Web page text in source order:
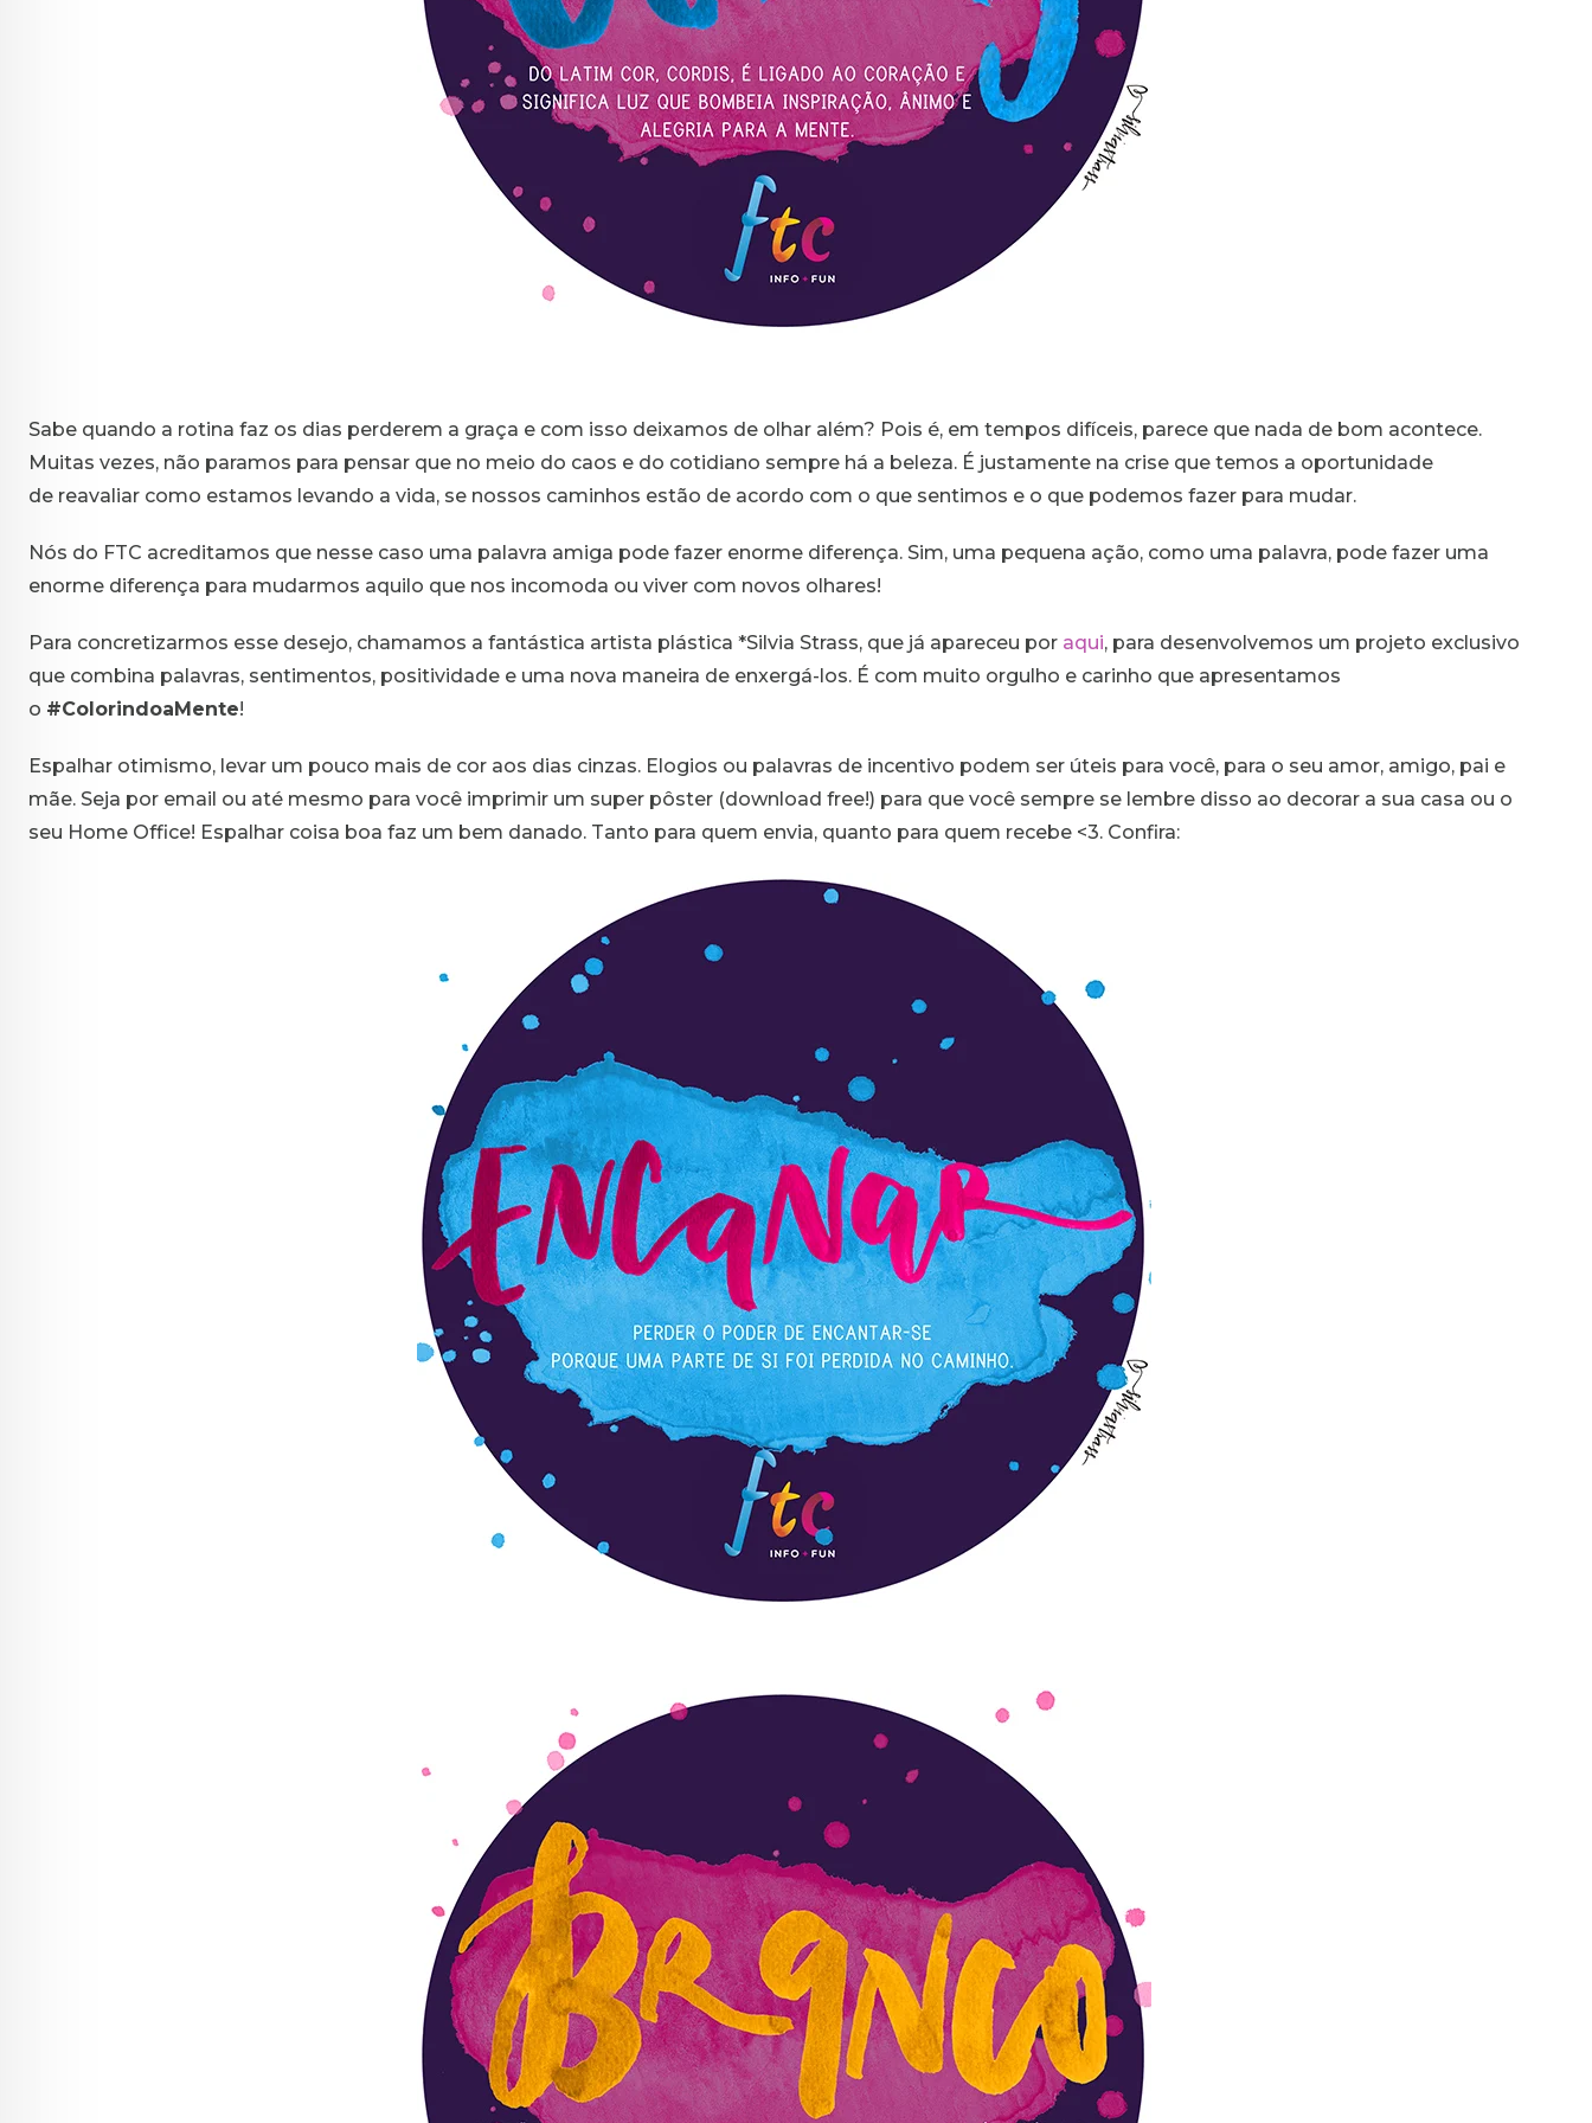
Sabe quando a rotina faz os dias perderem a graça e com isso deixamos de olhar além? Pois é, em tempos difíceis, parece que nada de bom acontece.
Muitas vezes, não paramos para pensar que no meio do caos e do cotidiano sempre há a beleza. É justamente na crise que temos a oportunidade
de reavaliar como estamos levando a vida, se nossos caminhos estão de acordo com o que sentimos e o que podemos fazer para mudar.
Nós do FTC acreditamos que nesse caso uma palavra amiga pode fazer enorme diferença. Sim, uma pequena ação, como uma palavra, pode fazer uma
enorme diferença para mudarmos aquilo que nos incomoda ou viver com novos olhares!
Para concretizarmos esse desejo, chamamos a fantástica artista plástica *Silvia Strass, que já apareceu por aqui, para desenvolvemos um projeto exclusivo
que combina palavras, sentimentos, positividade e uma nova maneira de enxergá-los. É com muito orgulho e carinho que apresentamos
o #ColorindoaMente!
Espalhar otimismo, levar um pouco mais de cor aos dias cinzas. Elogios ou palavras de incentivo podem ser úteis para você, para o seu amor, amigo, pai e
mãe. Seja por email ou até mesmo para você imprimir um super pôster (download free!) para que você sempre se lembre disso ao decorar a sua casa ou o
seu Home Office! Espalhar coisa boa faz um bem danado. Tanto para quem envia, quanto para quem recebe <3. Confira: